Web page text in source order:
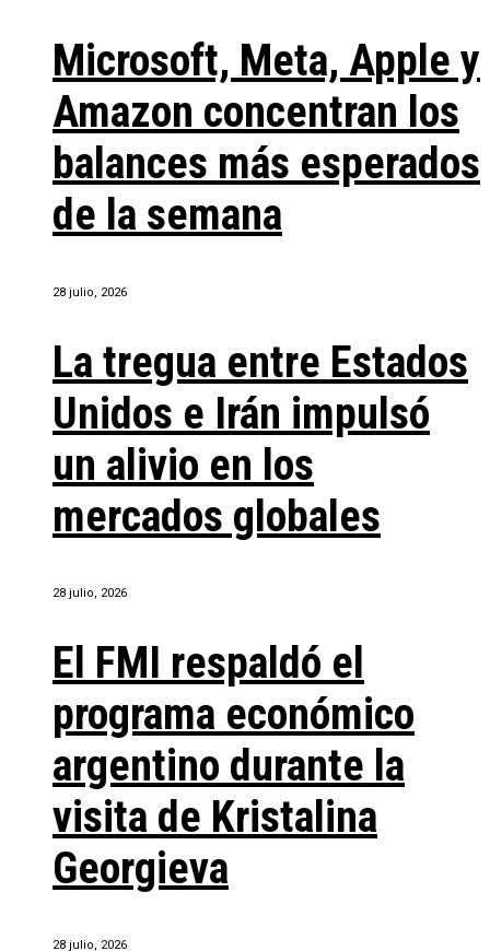
Microsoft, Meta, Apple y
Amazon concentran los
balances más esperados
de la semana
28 julio, 2026
La tregua entre Estados
Unidos e Irán impulsó
un alivio en los
mercados globales
28 julio, 2026
El FMI respaldó el
programa económico
argentino durante la
visita de Kristalina
Georgieva
28 julio, 2026